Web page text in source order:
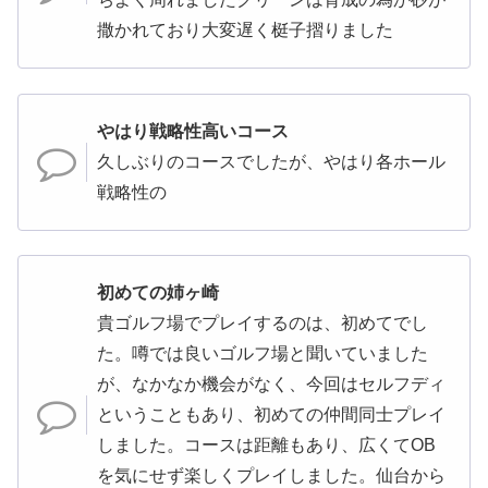
撒かれており大変遅く梃子摺りました
やはり戦略性高いコース
久しぶりのコースでしたが、やはり各ホール
戦略性の
初めての姉ヶ崎
貴ゴルフ場でプレイするのは、初めてでし
た。噂では良いゴルフ場と聞いていました
が、なかなか機会がなく、今回はセルフディ
ということもあり、初めての仲間同士プレイ
しました。コースは距離もあり、広くてOB
を気にせず楽しくプレイしました。仙台から